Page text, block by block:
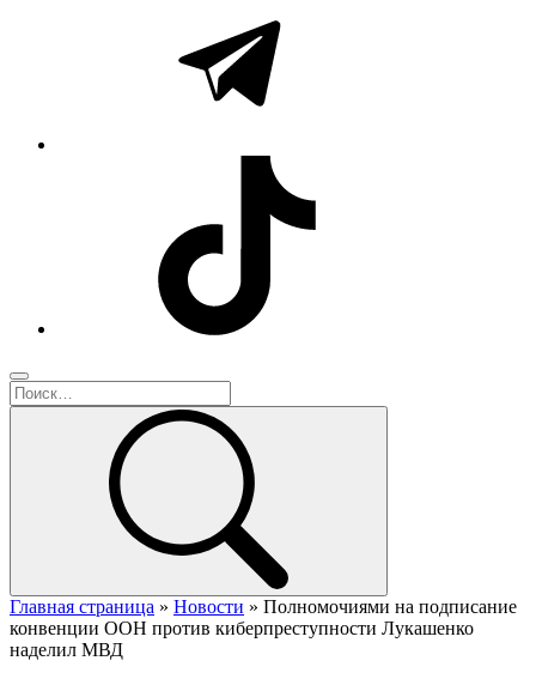
Главная страница » Новости » Полномочиями на подписание
конвенции ООН против киберпреступности Лукашенко
наделил МВД